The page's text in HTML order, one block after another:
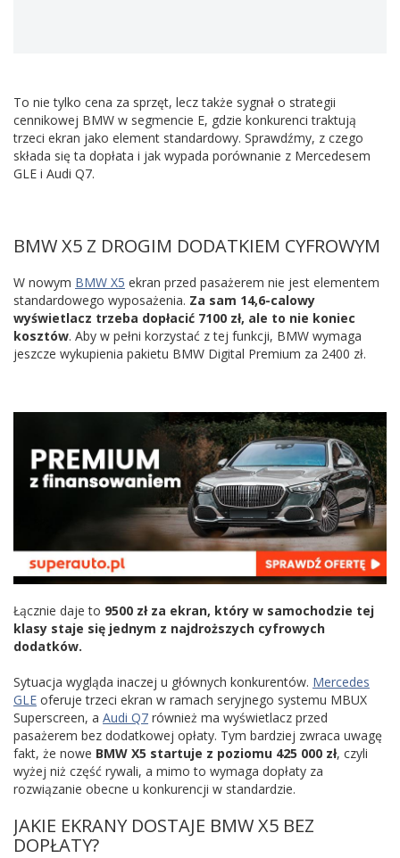
To nie tylko cena za sprzęt, lecz także sygnał o strategii
cennikowej BMW w segmencie E, gdzie konkurenci traktują
trzeci ekran jako element standardowy. Sprawdźmy, z czego
składa się ta dopłata i jak wypada porównanie z Mercedesem
GLE i Audi Q7.
BMW X5 Z DROGIM DODATKIEM CYFROWYM
W nowym BMW X5 ekran przed pasażerem nie jest elementem
standardowego wyposażenia. Za sam 14,6-calowy
wyświetlacz trzeba dopłacić 7100 zł, ale to nie koniec
kosztów. Aby w pełni korzystać z tej funkcji, BMW wymaga
jeszcze wykupienia pakietu BMW Digital Premium za 2400 zł.
Łącznie daje to 9500 zł za ekran, który w samochodzie tej
klasy staje się jednym z najdroższych cyfrowych
dodatków.
Sytuacja wygląda inaczej u głównych konkurentów. Mercedes
GLE oferuje trzeci ekran w ramach seryjnego systemu MBUX
Superscreen, a Audi Q7 również ma wyświetlacz przed
pasażerem bez dodatkowej opłaty. Tym bardziej zwraca uwagę
fakt, że nowe BMW X5 startuje z poziomu 425 000 zł, czyli
wyżej niż część rywali, a mimo to wymaga dopłaty za
rozwiązanie obecne u konkurencji w standardzie.
JAKIE EKRANY DOSTAJE BMW X5 BEZ
DOPŁATY?